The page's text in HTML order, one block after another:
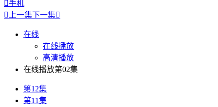
手机
 上一集下一集
在线
在线播放
高清播放
在线播放第02集
第12集
第11集